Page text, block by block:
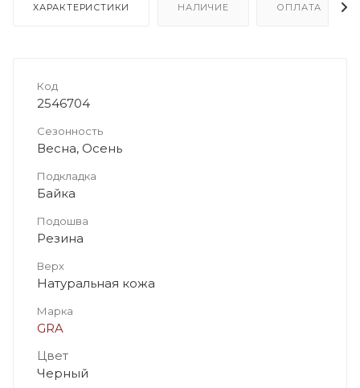
ХАРАКТЕРИСТИКИ НАЛИЧИЕ ОПЛАТА
Код
2546704
Сезонность
Весна, Осень
Подкладка
Байка
Подошва
Резина
Верх
Натуральная кожа
Марка
GRA
Цвет
Черный